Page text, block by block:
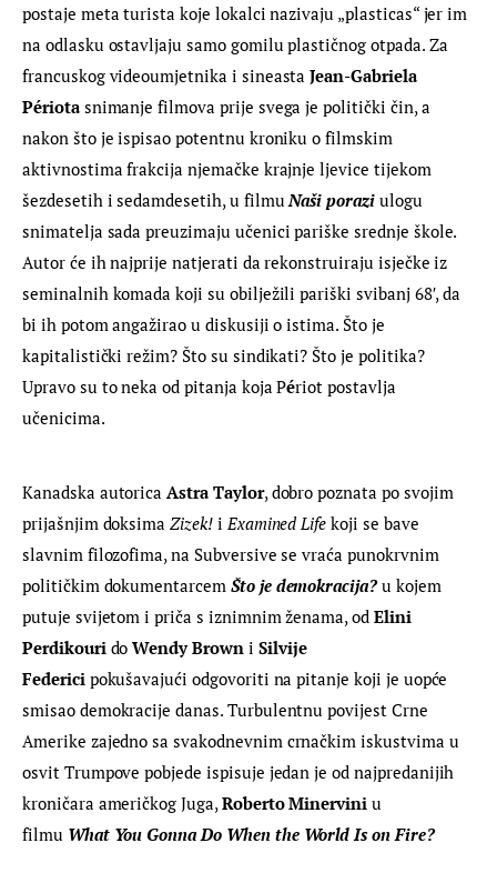
postaje meta turista koje lokalci nazivaju „plasticas“ jer im
na odlasku ostavljaju samo gomilu plastičnog otpada. Za
francuskog videoumjetnika i sineasta Jean-Gabriela
Périota snimanje filmova prije svega je politički čin, a
nakon što je ispisao potentnu kroniku o filmskim
aktivnostima frakcija njemačke krajnje ljevice tijekom
šezdesetih i sedamdesetih, u filmu Naši porazi ulogu
snimatelja sada preuzimaju učenici pariške srednje škole.
Autor će ih najprije natjerati da rekonstruiraju isječke iz
seminalnih komada koji su obilježili pariški svibanj 68′, da
bi ih potom angažirao u diskusiji o istima. Što je
kapitalistički režim? Što su sindikati? Što je politika?
Upravo su to neka od pitanja koja Périot postavlja
učenicima.
Kanadska autorica Astra Taylor, dobro poznata po svojim
prijašnjim doksima Zizek! i Examined Life koji se bave
slavnim filozofima, na Subversive se vraća punokrvnim
političkim dokumentarcem Što je demokracija? u kojem
putuje svijetom i priča s iznimnim ženama, od Elini
Perdikouri do Wendy Brown i Silvije
Federici pokušavajući odgovoriti na pitanje koji je uopće
smisao demokracije danas. Turbulentnu povijest Crne
Amerike zajedno sa svakodnevnim crnačkim iskustvima u
osvit Trumpove pobjede ispisuje jedan je od najpredanijih
kroničara američkog Juga, Roberto Minervini u
filmu What You Gonna Do When the World Is on Fire?